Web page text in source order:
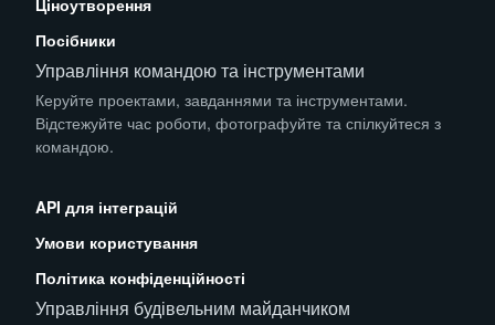
Ціноутворення
Посібники
Управління командою та інструментами
Керуйте проектами, завданнями та інструментами.
Відстежуйте час роботи, фотографуйте та спілкуйтеся з
командою.
API для інтеграцій
Умови користування
Політика конфіденційності
Управління будівельним майданчиком